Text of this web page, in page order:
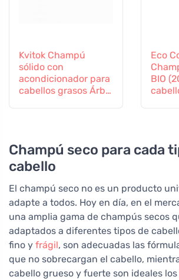
Kvitok Champú
sólido con
acondicionador para
cabellos grasos Árbol
Eco
BIO
Champú seco para cada
cabello
El champú seco no es un producto
adapte a todos. Hoy en día, en el
una amplia gama de champús secos
adaptados a diferentes tipos de
fino y frágil, son adecuadas las
que no sobrecargan el cabello,
cabello grueso y fuerte son ideales